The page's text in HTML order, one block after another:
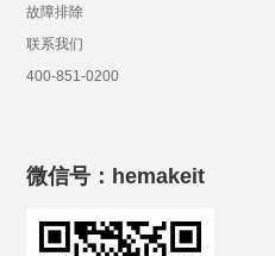
故障排除
联系我们
400-851-0200
微信号：hemakeit